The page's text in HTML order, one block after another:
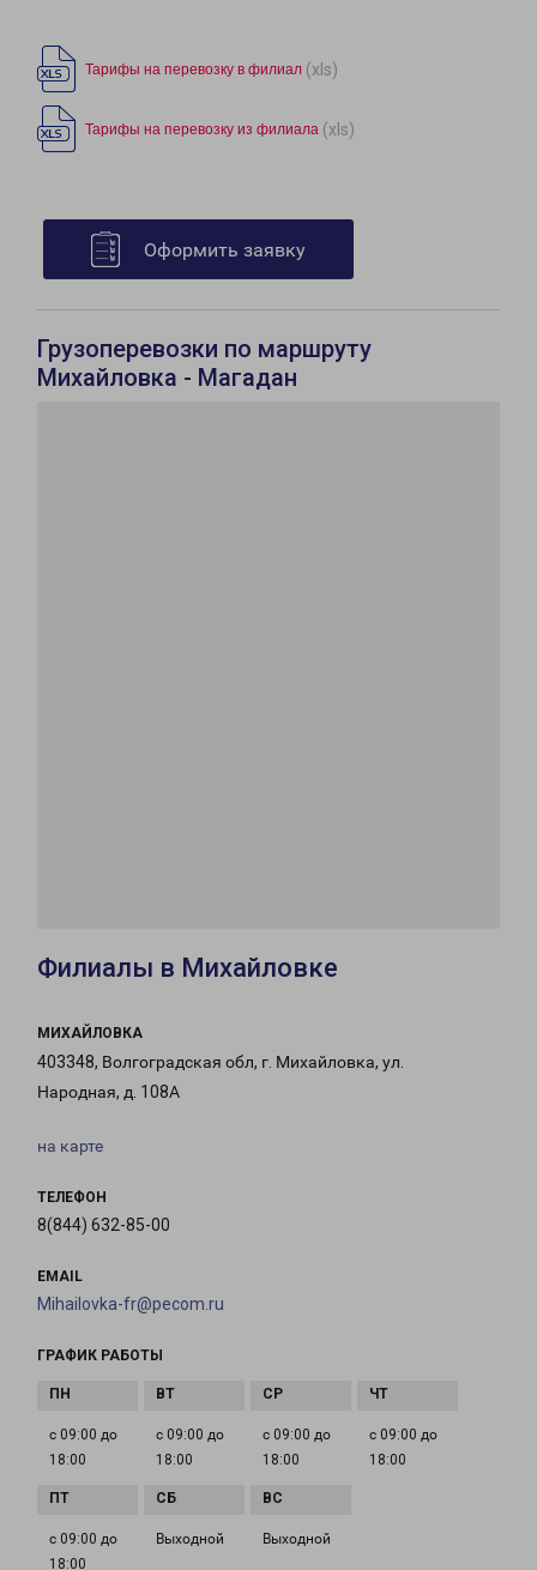
Тарифы на перевозку в филиал (xls)
Тарифы на перевозку из филиала (xls)
Оформить заявку
Грузоперевозки по маршруту
Михайловка - Магадан
Филиалы в Михайловке
МИХАЙЛОВКА
403348, Волгоградская обл, г. Михайловка, ул.
Народная, д. 108А
на карте
ТЕЛЕФОН
8(844) 632-85-00
EMAIL
Mihailovka-fr@pecom.ru
ГРАФИК РАБОТЫ
с 09:00 до
18:00
с 09:00 до
18:00
с 09:00 до
18:00
с 09:00 до
18:00
с 09:00 до
18:00
Выходной Выходной